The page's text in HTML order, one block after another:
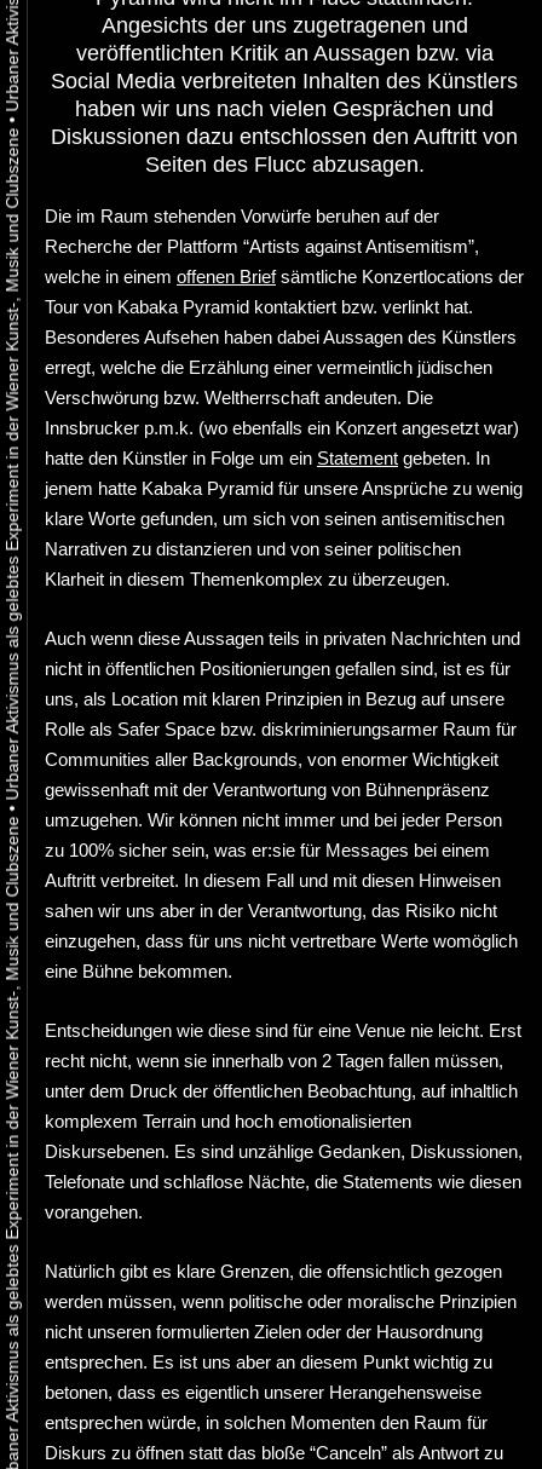
Urbaner Aktivismus als gelebtes Experiment in der Wiener Kunst-, Musik und Clubszene
•
Urbaner Aktivismus als gelebtes Experiment in der Wiener Kunst-, Musik und Clubszene
•
Angesichts der uns zugetragenen und
veröffentlichten Kritik an Aussagen bzw. via
Social Media verbreiteten Inhalten des Künstlers
haben wir uns nach vielen Gesprächen und
Diskussionen dazu entschlossen den Auftritt von
Seiten des Flucc abzusagen.
Die im Raum stehenden Vorwürfe beruhen auf der
Recherche der Plattform “Artists against Antisemitism”,
welche in einem offenen Briefsämtliche Konzertlocations der
Tour von Kabaka Pyramid kontaktiert bzw. verlinkt hat.
Besonderes Aufsehen haben dabei Aussagen des Künstlers
erregt, welche die Erzählung einer vermeintlich jüdischen
Verschwörung bzw. Weltherrschaft andeuten. Die
Innsbrucker p.m.k. (wo ebenfalls ein Konzert angesetzt war)
hatte den Künstler in Folge um ein Statement gebeten. In
jenem hatte Kabaka Pyramid für unsere Ansprüche zu wenig
klare Worte gefunden, um sich von seinen antisemitischen
Narrativen zu distanzieren und von seiner politischen
Klarheit in diesem Themenkomplex zu überzeugen.
Auch wenn diese Aussagen teils in privaten Nachrichten und
nicht in öffentlichen Positionierungen gefallen sind, ist es für
uns, als Location mit klaren Prinzipien in Bezug auf unsere
Rolle als Safer Space bzw. diskriminierungsarmer Raum für
Communities aller Backgrounds, von enormer Wichtigkeit
gewissenhaft mit der Verantwortung von Bühnenpräsenz
umzugehen. Wir können nicht immer und bei jeder Person
zu 100% sicher sein, was er:sie für Messages bei einem
Auftritt verbreitet. In diesem Fall und mit diesen Hinweisen
sahen wir uns aber in der Verantwortung, das Risiko nicht
einzugehen, dass für uns nicht vertretbare Werte womöglich
eine Bühne bekommen.
Entscheidungen wie diese sind für eine Venue nie leicht. Erst
recht nicht, wenn sie innerhalb von 2 Tagen fallen müssen,
unter dem Druck der öffentlichen Beobachtung, auf inhaltlich
komplexem Terrain und hoch emotionalisierten
Diskursebenen. Es sind unzählige Gedanken, Diskussionen,
Telefonate und schlaflose Nächte, die Statements wie diesen
vorangehen.
Natürlich gibt es klare Grenzen, die offensichtlich gezogen
werden müssen, wenn politische oder moralische Prinzipien
nicht unseren formulierten Zielen oder der Hausordnung
entsprechen. Es ist uns aber an diesem Punkt wichtig zu
betonen, dass es eigentlich unserer Herangehensweise
entsprechen würde, in solchen Momenten den Raum für
Diskurs zu öffnen statt das bloße “Canceln” als Antwort zu